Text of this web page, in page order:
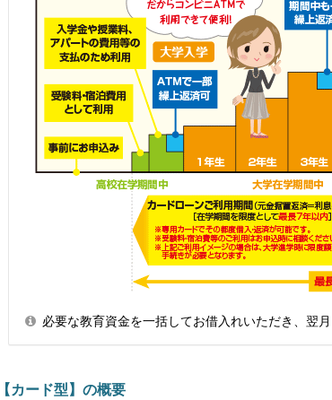
必要な教育資金を一括してお借入れいただき、翌
カード型】の概要